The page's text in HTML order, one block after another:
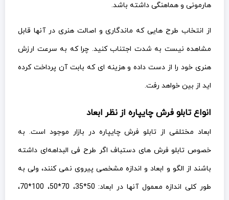
هارمونی و هماهنگی داشته باشد.
از انتخاب طرح هایی که ماندگاری و اصالت هنری در آنها قابل
مشاهده نیست به شدت اجتناب کنید. چرا که به سرعت ارزش
هنری خود را از دست داده و هزینه ای که بابت آن پرداخت کرده
اید از بین خواهد رفت.
انواع تابلو فرش چایپاره از نظر ابعاد
ابعاد مختلفی از تابلو فرش چایپاره در بازار موجود است. به
خصوص تابلو فرش های دستباف اگر طرح فی البداهه‌ای داشته
باشند از الگو و ابعاد و اندازه مشخصی پیروی نمی کنند، ولی به
طور کلی اندازه معمول آنها در ابعاد: 50*35، 70*50، 100*70،